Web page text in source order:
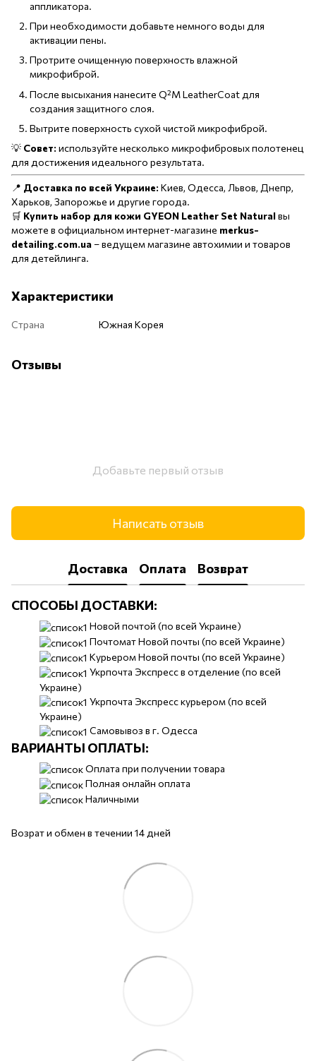
аппликатора.
При необходимости добавьте немного воды для
активации пены.
Протрите очищенную поверхность влажной
микрофиброй.
После высыхания нанесите Q²M LeatherCoat для
создания защитного слоя.
Вытрите поверхность сухой чистой микрофиброй.
💡 Совет: используйте несколько микрофибровых полотенец
для достижения идеального результата.
📍 Доставка по всей Украине: Киев, Одесса, Львов, Днепр,
Харьков, Запорожье и другие города.
🛒 Купить набор для кожи GYEON Leather Set Naturalвы
можете в официальном интернет-магазине merkus-
detailing.com.ua– ведущем магазине автохимии и товаров
для детейлинга.
Характеристики
Страна Южная Корея
Отзывы
Добавьте первый отзыв
Написать отзыв
Доставка Оплата Возврат
СПОСОБЫ ДОСТАВКИ:
​​Новой почтой (по всей Украине)
Почтомат Новой почты (по всей Украине)
Курьером Новой почты (по всей Украине)
Укрпочта Экспресс в отделение (по всей
Украине)
Укрпочта Экспресс курьером (по всей
Украине)
Самовывоз в г. Одесса
ВАРИАНТЫ ОПЛАТЫ:
Оплата при получении товара
Полная онлайн оплата
Наличными
Возрат и обмен в течении 14 дней